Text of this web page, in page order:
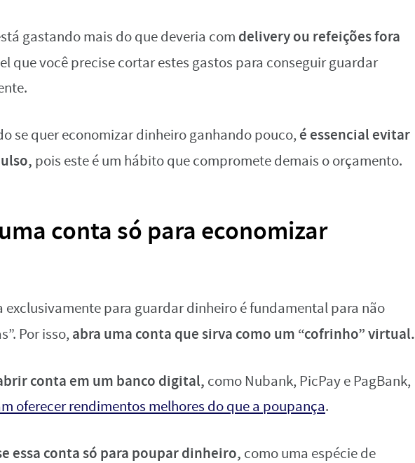
gastando mais do que deveria com delivery ou refeições fora
que você precise cortar estes gastos para conseguir guardar
se quer economizar dinheiro ganhando pouco, é essencial evitar
pois este é um hábito que compromete demais o orçamento.
conta só para economizar
exclusivamente para guardar dinheiro é fundamental para não
Por isso, abra uma conta que sirva como um “cofrinho” virtual.
conta em um banco digital, como Nubank, PicPay e PagBank,
oferecer rendimentos melhores do que a poupança.
essa conta só para poupar dinheiro, como uma espécie de